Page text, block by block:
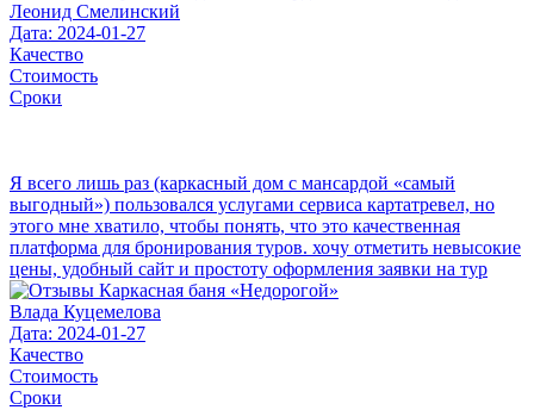
Леонид Смелинский
Дата: 2024-01-27
Качество
Стоимость
Сроки
Я всего лишь раз (каркасный дом с мансардой «самый
выгодный») пользовался услугами сервиса картатревел, но
этого мне хватило, чтобы понять, что это качественная
платформа для бронирования туров. хочу отметить невысокие
цены, удобный сайт и простоту оформления заявки на тур
Влада Куцемелова
Дата: 2024-01-27
Качество
Стоимость
Сроки